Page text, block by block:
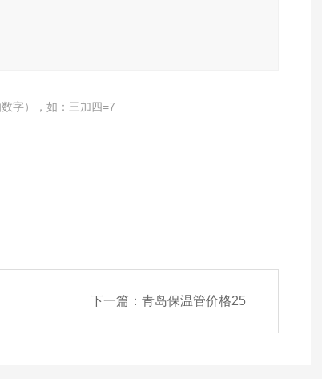
字），如：三加四=7
下一篇： 青岛保温管价格25